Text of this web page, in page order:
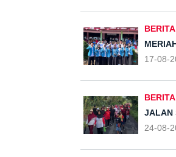
BERITA
KE-80
17-08-
BERITA
JALAN
24-08-